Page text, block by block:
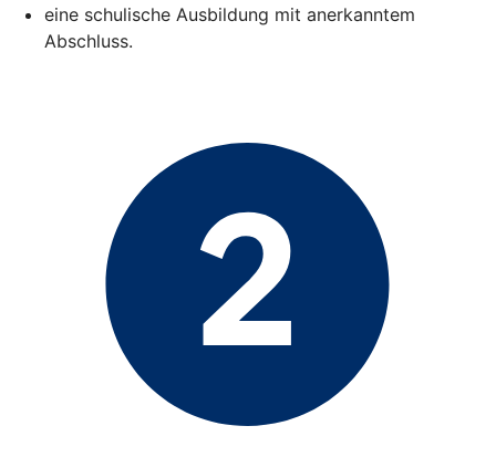
eine schulische Ausbildung mit anerkanntem
Abschluss.